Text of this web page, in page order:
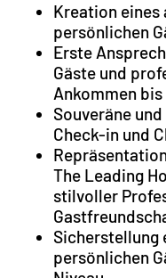
Kreation eines
persönlichen
Erste
Gäste und
Ankommen
Souveräne
Check-in und
The Leading
stilvoller
Sicherstellung
persönlichen